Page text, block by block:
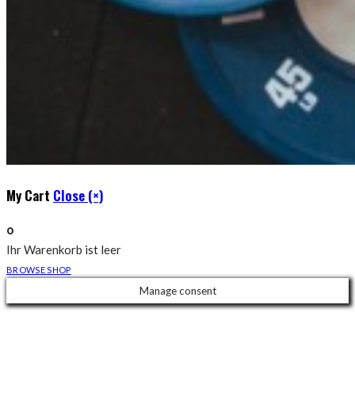
My Cart Close (×)
0
Ihr Warenkorb ist leer
BROWSE SHOP
Manage consent